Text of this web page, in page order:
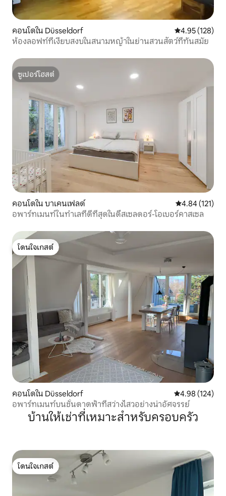
คอนโดใน Düsseldorf คะแนนเฉลี่ย
4.95 (128)
ห้องลอฟท์ที่เงียบสงบในสนามหญ้าในย่านสวนสัตว์ที่ทันสมัย
ซูเปอร์โฮสต์
ซูเปอร์โฮสต์
คอนโดใน บาเคนเฟลด์ คะแนนเฉลี่ย
4.84 (121)
อพาร์ทเมนท์ในทำเลที่ดีที่สุดในดึสเซลดอร์-โอเบอร์คาสเซล
โดนใจเกสต์
โดนใจเกสต์
คอนโดใน Düsseldorf คะแนนเฉลี่ย
4.98 (124)
อพาร์ทเมนท์บนชั้นดาดฟ้าที่สว่างไสวอย่างน่าอัศจรรย์
บ้านให้เช่าที่เหมาะสำหรับครอบครัว
โดนใจเกสต์
โดนใจเกสต์